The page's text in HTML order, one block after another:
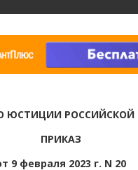
ЮСТИЦИИ РОССИЙСКОЙ
ПРИКАЗ
9 февраля 2023 г. N 20